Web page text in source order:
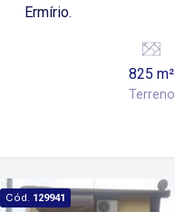
Ermírio.
825 m²
Terreno
Cód. 129941